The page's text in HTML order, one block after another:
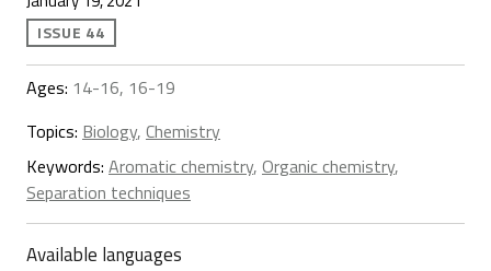
ISSUE 44
Ages: 14-16, 16-19
Topics: Biology, Chemistry
Keywords: Aromatic chemistry, Organic chemistry,
Separation techniques
Available languages